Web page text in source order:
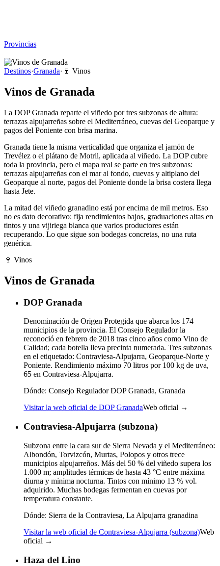
Provincias
Destinos·Granada· 🍷 Vinos
Vinos de Granada
La DOP Granada reparte el viñedo por tres subzonas de altura:
terrazas alpujarreñas sobre el Mediterráneo, cuevas del Geoparque y
pagos del Poniente con brisa marina.
Granada tiene la misma verticalidad que organiza el jamón de
Trevélez o el plátano de Motril, aplicada al viñedo. La DOP cubre
toda la provincia, pero el mapa real se parte en tres subzonas:
terrazas alpujarreñas con el mar al fondo, cuevas y altiplano del
Geoparque al norte, pagos del Poniente donde la brisa costera llega
hasta Jete.
La mitad del viñedo granadino está por encima de mil metros. Eso
no es dato decorativo: fija rendimientos bajos, graduaciones altas en
tintos y una vijiriega blanca que varios productores están
recuperando. Lo que sigue son bodegas concretas, no una ruta
genérica.
🍷 Vinos
Vinos de Granada
DOP Granada
Denominación de Origen Protegida que abarca los 174
municipios de la provincia. El Consejo Regulador la
reconoció en febrero de 2018 tras cinco años como Vino de
Calidad; cada botella lleva precinta numerada. Tres subzonas
en el etiquetado: Contraviesa-Alpujarra, Geoparque-Norte y
Poniente. Rendimiento máximo 70 litros por 100 kg de uva,
65 en Contraviesa-Alpujarra.
Dónde: Consejo Regulador DOP Granada, Granada
Visitar la web oficial de DOP GranadaWeb oficial →
Contraviesa-Alpujarra (subzona)
Subzona entre la cara sur de Sierra Nevada y el Mediterráneo:
Albondón, Torvizcón, Murtas, Polopos y otros trece
municipios alpujarreños. Más del 50 % del viñedo supera los
1.000 m; amplitudes térmicas de hasta 43 °C entre máxima
diurna y mínima nocturna. Tintos con mínimo 13 % vol.
adquirido. Muchas bodegas fermentan en cuevas por
temperatura constante.
Dónde: Sierra de la Contraviesa, La Alpujarra granadina
Visitar la web oficial de Contraviesa-Alpujarra (subzona)Web
oficial →
Haza del Lino